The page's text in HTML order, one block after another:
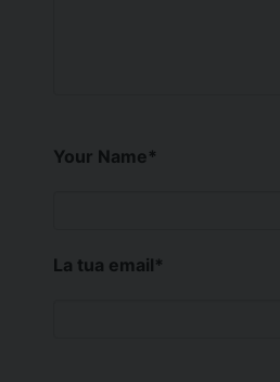
Your Name*
La tua email*